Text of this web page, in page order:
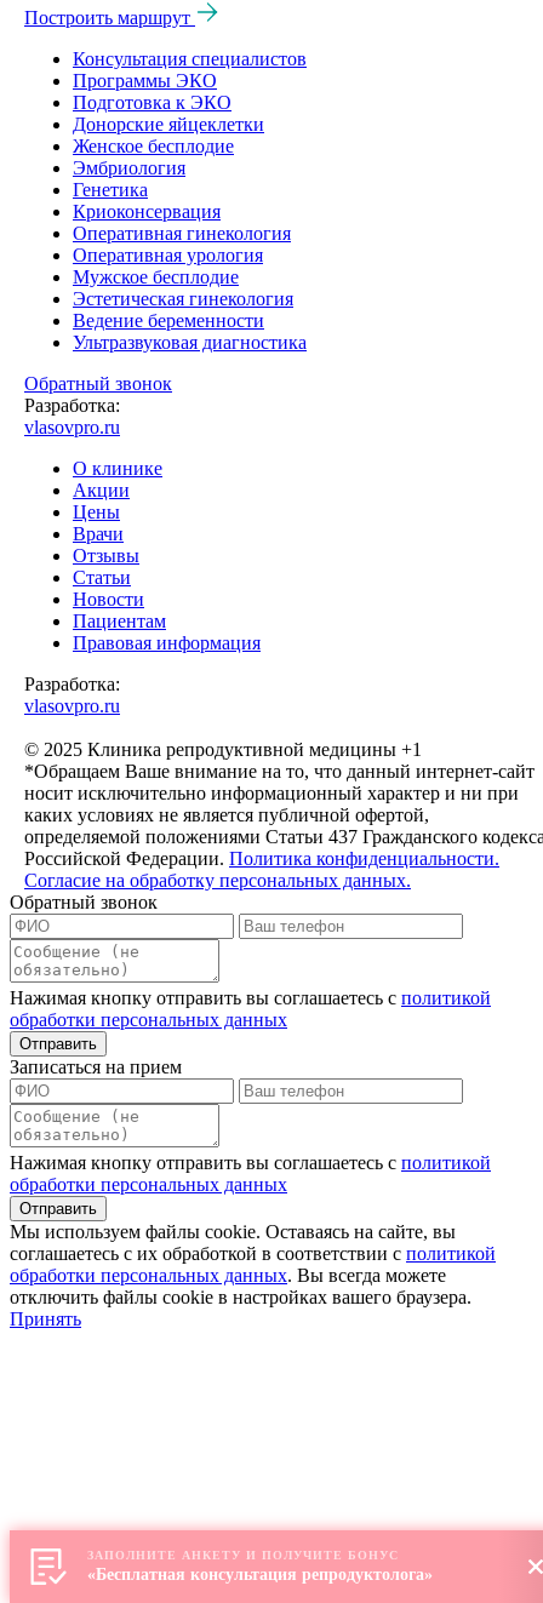
Построить маршрут
Консультация специалистов
Программы ЭКО
Подготовка к ЭКО
Донорские яйцеклетки
Женское бесплодие
Эмбриология
Генетика
Криоконсервация
Оперативная гинекология
Оперативная урология
Мужское бесплодие
Эстетическая гинекология
Ведение беременности
Ультразвуковая диагностика
Обратный звонок
Разработка:
vlasovpro.ru
О клинике
Акции
Цены
Врачи
Отзывы
Статьи
Новости
Пациентам
Правовая информация
Разработка:
vlasovpro.ru
© 2025 Клиника репродуктивной медицины +1
*Обращаем Ваше внимание на то, что данный интернет-сайт
носит исключительно информационный характер и ни при
каких условиях не является публичной офертой,
определяемой положениями Статьи 437 Гражданского
Российской Федерации. Политика конфиденциальности.
Согласие на обработку персональных данных.
Обратный звонок
Нажимая кнопку отправить вы соглашаетесь с политикой
обработки персональных данных
Записаться на прием
Нажимая кнопку отправить вы соглашаетесь с политикой
обработки персональных данных
Мы используем файлы сookie. Оставаясь на сайте, вы
соглашаетесь с их обработкой в соответствии с политикой
обработки персональных данных. Вы всегда можете
отключить файлы cookie в настройках вашего браузера.
Принять
ЗАПОЛНИТЕ АНКЕТУ И ПОЛУЧИТЕ БОНУС
«Бесплатная консультация репродуктолога»